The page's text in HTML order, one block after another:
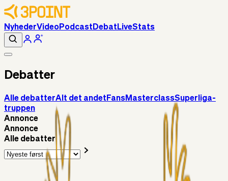
NyhederVideoPodcast Debat LiveStats
Debatter
Alle debatterAlt det andet FansMasterclassSuperliga-
truppen
Annonce
Annonce
Alle debatter
Alt det andet
RasmusStephansen